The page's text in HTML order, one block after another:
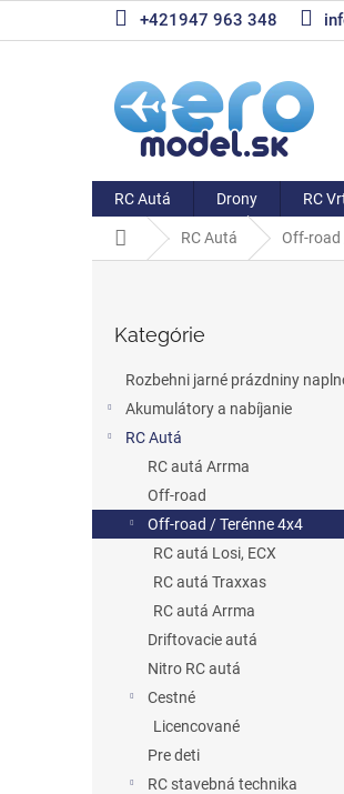
+421947 963 348
RC Autá Drony RC
DomovRC Autá Off-road
kategórie
Kategórie
Rozbehni jarné prázdniny
Akumulátory a nabíjanie
RC Autá
RC autá Arrma
Off-road
Off-road / Terénne 4x4
RC autá Losi, ECX
RC autá Traxxas
RC autá Arrma
Driftovacie autá
Nitro RC autá
Cestné
Licencované
Pre deti
RC stavebná technika